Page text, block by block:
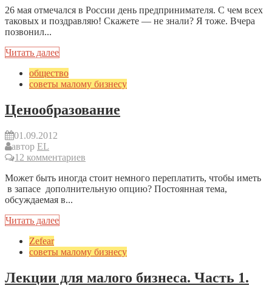
26 мая отмечался в России день предпринимателя. С чем всех
таковых и поздравляю! Скажете — не знали? Я тоже. Вчера
позвонил...
Читать далее
общество
советы малому бизнесу
Ценообразование
01.09.2012
автор EL
12 комментариев
Может быть иногда стоит немного переплатить, чтобы иметь
в запасе дополнительную опцию? Постоянная тема,
обсуждаемая в...
Читать далее
Zefear
советы малому бизнесу
Лекции для малого бизнеса. Часть 1.